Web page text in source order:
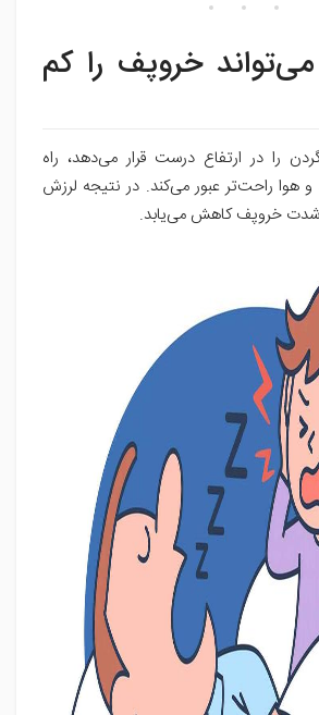
خروپف را کم
را در ارتفاع درست قرار می‌دهد، راه
و هوا راحت‌تر عبور می‌کند. در نتیجه لرزش
شدت خروپف کاهش می‌یابد.